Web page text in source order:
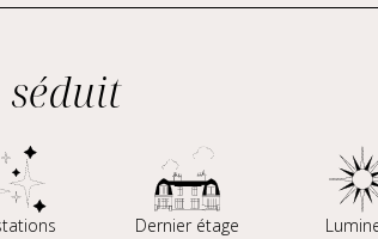
séduit
Dernier étage